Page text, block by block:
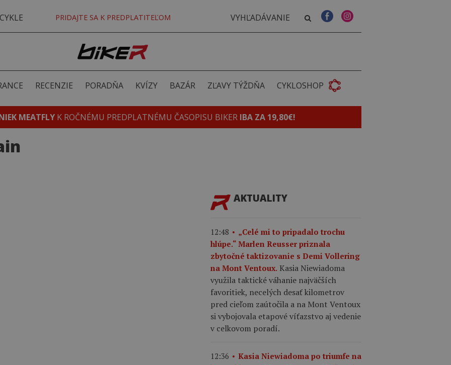
PRIDAJTE SA K PREDPLATITEĽOM
RECENZIE PORADŇA KVÍZY BAZÁR ZĽAVY TÝŽDŇA CYKLOSHOP
MEATFLY K ROČNÉMU PREDPLATNÉMU ČASOPISU BIKER IBA ZA 19,80€!
AKTUALITY
12:48
„Celé mi to pripadalo trochu
hlúpe.“ Marlen Reusser priznala
zbytočné taktizovanie s Demi Vollering
na Mont Ventoux. Kasia Niewiadoma
využila taktické váhanie najväčších
favoritiek, necelých desať kilometrov
pred cieľom zaútočila a na Mont Ventoux
si vybojovala etapové víťazstvo aj vedenie
v celkovom poradí.
12:36
Kasia Niewiadoma po triumfe na